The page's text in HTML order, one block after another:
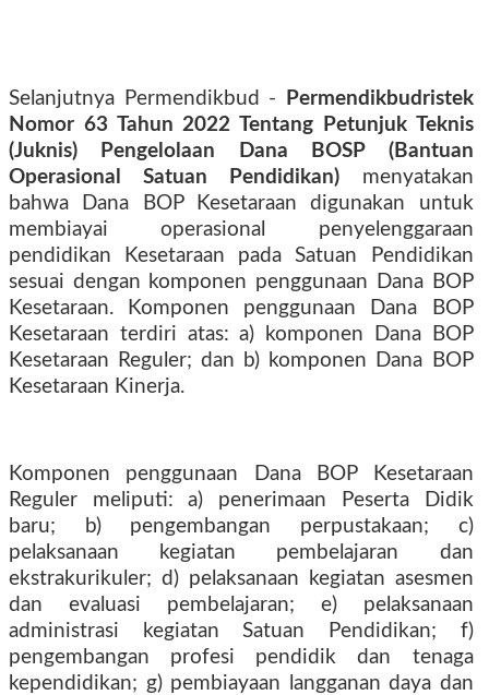
Selanjutnya Permendikbud -
Permendikbudristek
Nomor 63 Tahun 2022 Tentang Petunjuk Teknis
(Juknis) Pengelolaan Dana BOSP (Bantuan
Operasional Satuan Pendidikan) menyatakan
bahwa Dana BOP Kesetaraan digunakan untuk
membiayai operasional penyelenggaraan
pendidikan Kesetaraan pada Satuan Pendidikan
sesuai dengan komponen penggunaan Dana BOP
Kesetaraan. Komponen penggunaan Dana BOP
Kesetaraan terdiri atas: a) komponen Dana BOP
Kesetaraan Reguler; dan b) komponen Dana BOP
Kesetaraan Kinerja.
Komponen penggunaan Dana BOP Kesetaraan
Reguler meliputi: a) penerimaan Peserta Didik
baru; b) pengembangan perpustakaan; c)
pelaksanaan kegiatan pembelajaran dan
ekstrakurikuler; d) pelaksanaan kegiatan asesmen
dan evaluasi pembelajaran; e) pelaksanaan
administrasi kegiatan Satuan Pendidikan; f)
pengembangan profesi pendidik dan tenaga
kependidikan; g) pembiayaan langganan daya dan